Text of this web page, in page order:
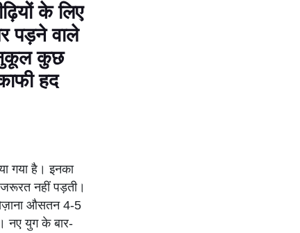
के लिए
पड़ने वाले
कुछ
हद
गया है। इनका
नहीं पड़ती।
औसतन 4-5
नए युग के बार-